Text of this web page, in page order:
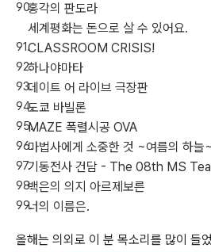
홍각의 판도라
세계평화는 돈으로 살 수 있어요.
CLASSROOM CRISIS!
하나야마타
데이트 어 라이브 극장판
도쿄 바빌론
MAZE 폭렬시공 OVA
마법사에게 소중한 것 ~여름의 하늘~
기동전사 건담 - The 08th MS
백은의 의지 아르제보른
너의 이름은.
올해는 의외로 이 분 목소리를 많이 들